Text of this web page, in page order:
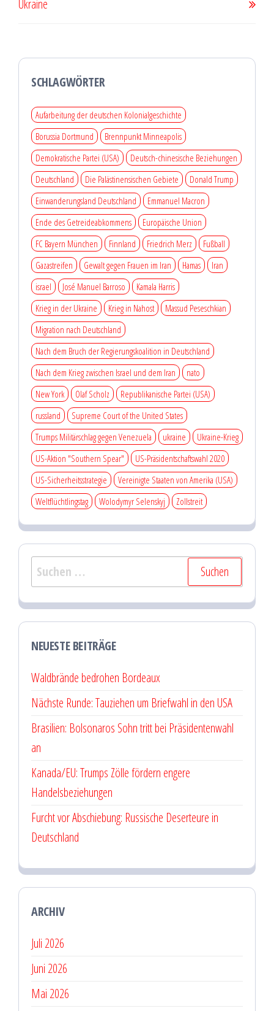
Ukraine
SCHLAGWÖRTER
Aufarbeitung der deutschen Kolonialgeschichte
Borussia Dortmund
Brennpunkt Minneapolis
Demokratische Partei (USA)
Deutsch-chinesische Beziehungen
Deutschland
Die Palästinensischen Gebiete
Donald Trump
Einwanderungsland Deutschland
Emmanuel Macron
Ende des Getreideabkommens
Europäische Union
FC Bayern München
Finnland Friedrich Merz
Fußball
Gazastreifen
Gewalt gegen Frauen im Iran Hamas
Iran
israel
José Manuel Barroso
Kamala Harris
Krieg in der Ukraine
Krieg in Nahost
Massud Peseschkian
Migration nach Deutschland
Nach dem Bruch der Regierungskoalition in Deutschland
Nach dem Krieg zwischen Israel und dem Iran
nato
New York
Olaf Scholz
Republikanische Partei (USA)
russland
Supreme Court of the United States
Trumps Militärschlag gegen Venezuela
ukraine
Ukraine-Krieg
US-Aktion "Southern Spear"
US-Präsidentschaftswahl 2020
US-Sicherheitsstrategie
Vereinigte Staaten von Amerika (USA)
Weltflüchtlingstag
Wolodymyr Selenskyj Zollstreit
Suchen
nach:
NEUESTE BEITRÄGE
Waldbrände bedrohen Bordeaux
Nächste Runde: Tauziehen um Briefwahl in den USA
Brasilien: Bolsonaros Sohn tritt bei Präsidentenwahl
an
Kanada/EU: Trumps Zölle fördern engere
Handelsbeziehungen
Furcht vor Abschiebung: Russische Deserteure in
Deutschland
ARCHIV
Juli 2026
Juni 2026
Mai 2026